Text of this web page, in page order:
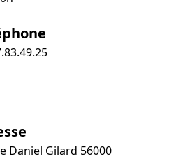
Daniel Gilard 56000